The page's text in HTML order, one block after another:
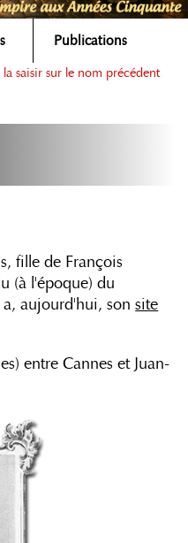
Publications
saisir sur le nom précédent
fille de François
(à l'époque) du
a, aujourd'hui, sonsite
entre Cannes et Juan-